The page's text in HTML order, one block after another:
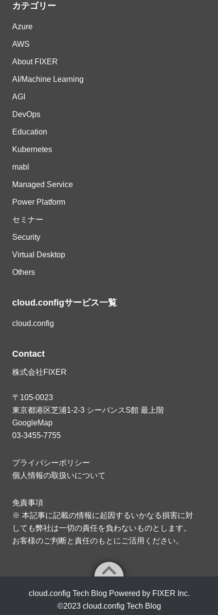
カテゴリー
Azure
AWS
About FIXER
AI/Machine Learning
AGI
DevOps
Education
Kubernetes
mabl
Managed Service
Power Platform
セミナー
Security
Virtual Desktop
Others
cloud.configサービス一覧
cloud.config
Contact
株式会社FIXER
〒105-0023
東京都港区芝浦1-2-3 シーバンスS館 最上階
GoogleMap
03-3455-7755
プライバシーポリシー
個人情報の取扱いについて
免責事項
※ 本記事に記載の情報に起因するいかなる損害に対
しても弊社は一切の責任を負わないものとします。
お客様のご判断と責任のもとにご活用ください。
cloud.config Tech Blog Powered by FIXER Inc.
©2023 cloud.config Tech Blog